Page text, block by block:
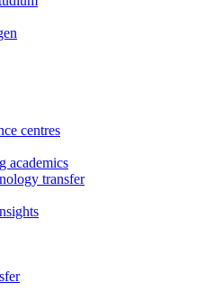
centres
academics
transfer